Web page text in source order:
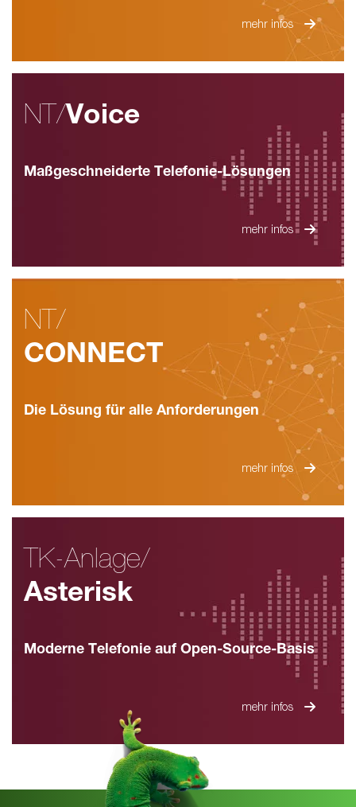
mehr infos
NT/Voice
Maßgeschneiderte Telefonie-Lösungen
mehr infos
NT/
CONNECT
Die Lösung für alle Anforderungen
mehr infos
TK-Anlage/
Asterisk
Moderne Telefonie auf Open-Source-Basis
mehr infos